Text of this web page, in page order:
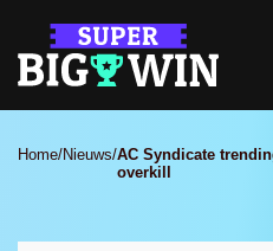
Home/Nieuws/AC Syndicate
overkill